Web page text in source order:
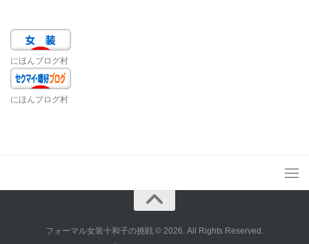
にほんブログ村
にほんブログ村
フォーマル女装十和子の挑戦 © 2026. All Rights Reserved.